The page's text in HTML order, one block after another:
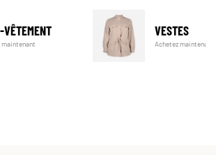
VÊTEMENT
maintenant
VESTES
Achetez maintenant